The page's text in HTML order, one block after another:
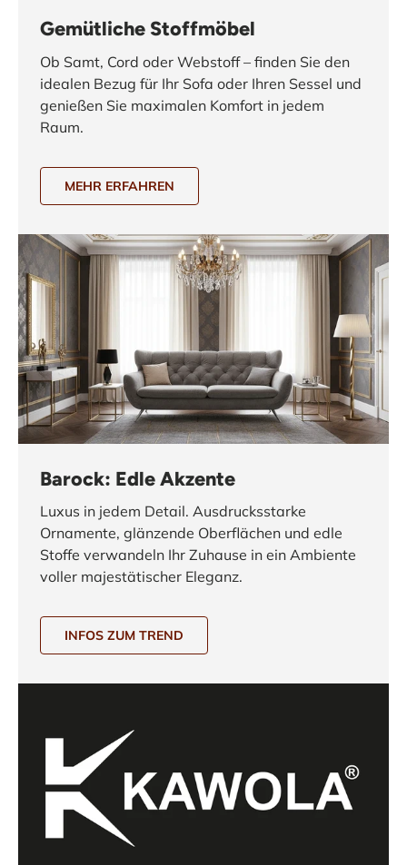
Gemütliche Stoffmöbel
Ob Samt, Cord oder Webstoff – finden Sie den
idealen Bezug für Ihr Sofa oder Ihren Sessel und
genießen Sie maximalen Komfort in jedem
Raum.
MEHR ERFAHREN
Barock: Edle Akzente
Luxus in jedem Detail. Ausdrucksstarke
Ornamente, glänzende Oberflächen und edle
Stoffe verwandeln Ihr Zuhause in ein Ambiente
voller majestätischer Eleganz.
INFOS ZUM TREND